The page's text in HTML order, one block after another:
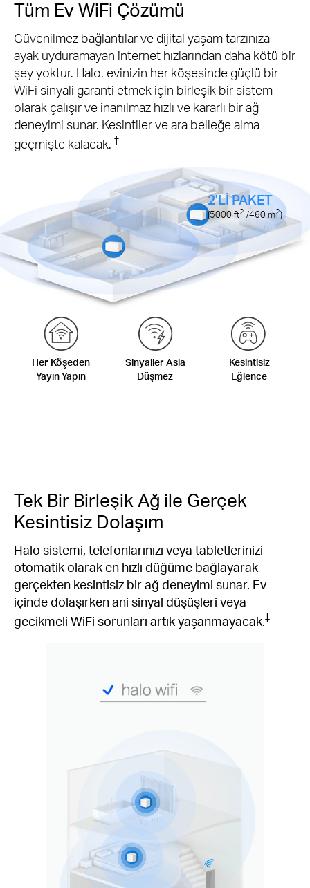
Tüm Ev WiFi Çözümü
Güvenilmez bağlantılar ve dijital yaşam tarzınıza
ayak uyduramayan internet hızlarından daha kötü bir
şey yoktur. Halo, evinizin her köşesinde güçlü bir
WiFi sinyali garanti etmek için birleşik bir sistem
olarak çalışır ve inanılmaz hızlı ve kararlı bir ağ
deneyimi sunar. Kesintiler ve ara belleğe alma
geçmişte kalacak. †
Her Köşeden
Yayın Yapın
Sinyaller Asla
Düşmez
Kesintisiz
Eğlence
2'Lİ PAKET
(5000ft2 /460m2)
Tek Bir Birleşik Ağ ile Gerçek
Kesintisiz Dolaşım
Halo sistemi, telefonlarınızı veya tabletlerinizi
otomatik olarak en hızlı düğüme bağlayarak
gerçekten kesintisiz bir ağ deneyimi sunar. Ev
içinde dolaşırken ani sinyal düşüşleri veya
gecikmeli WiFi sorunları artık yaşanmayacak. ‡